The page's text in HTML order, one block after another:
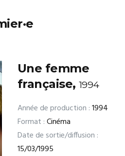
Une femme
française, 1994
Année de production :1994
Format :Cinéma
Date de sortie/diffusion :
15/03/1995